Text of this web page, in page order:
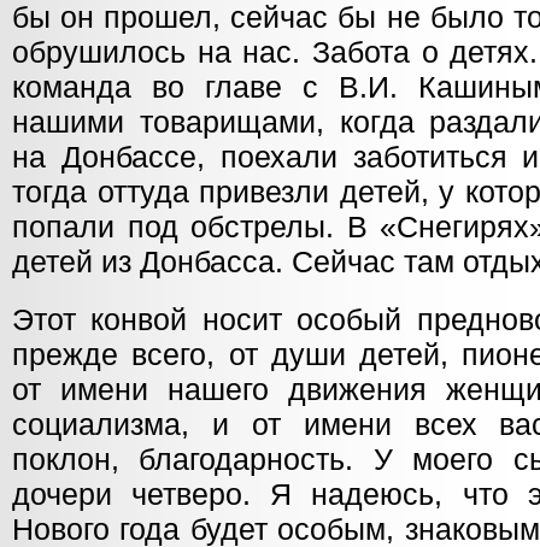
бы он прошел, сейчас бы не было
обрушилось на нас. Забота о
команда во главе с В.И.
нашими товарищами, когда
на Донбассе, поехали заботиться
тогда оттуда привезли детей, у
попали под обстрелы. В
детей из Донбасса. Сейчас там
Этот конвой носит особый
прежде всего, от души детей,
от имени нашего движения
социализма, и от имени всех
поклон, благодарность. У моего
дочери четверо. Я надеюсь, что
Нового года будет особым,